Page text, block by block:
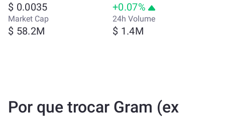
$ 0.0035 +0.07%
Market Cap
$ 58.2M
24h Volume
$ 1.4M
Por que trocar Gram (ex